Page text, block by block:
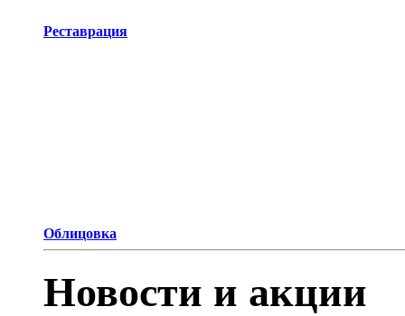
Реставрация
Облицовка
Новости и акции